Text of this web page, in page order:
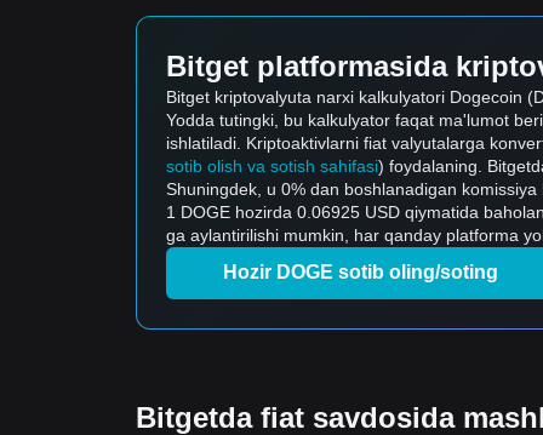
Bitget platformasida
Bitget kriptovalyuta narxi kalkulyatori Dogecoin
Yodda tutingki, bu kalkulyator faqat ma'lumot
ishlatiladi. Kriptoaktivlarni fiat valyutalarga
sotib olish va sotish sahifasi) foydalaning.
Shuningdek, u 0% dan boshlanadigan
1 DOGE hozirda 0.06925 USD qiymatida
ga aylantirilishi mumkin, har qanday platforma
Hozir DOGE sotib oling/soting
Bitgetda fiat savdosida